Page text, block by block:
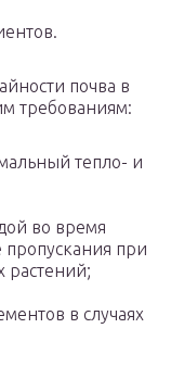
почва в
требованиям:
тепло- и
во время
пропускания при
растений;
в случаях